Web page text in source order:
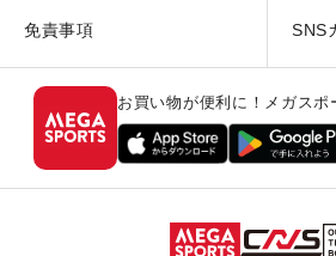
免責事項 SNS
お買い物が便利に！メガスポ